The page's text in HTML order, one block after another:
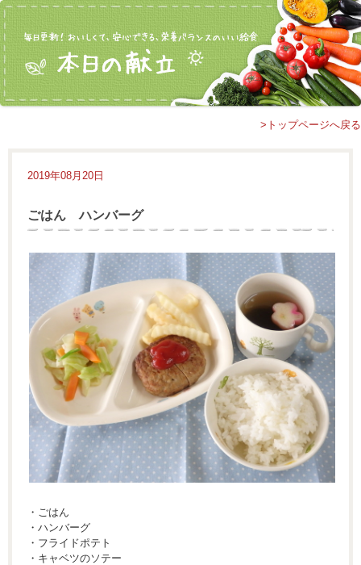
>トップページへ戻る
2019年08月20日
ごはん ハンバーグ
・ごはん
・ハンバーグ
・フライドポテト
・キャベツのソテー